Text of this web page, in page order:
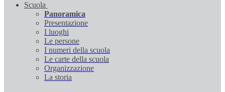
Scuola
Panoramica
Presentazione
I luoghi
Le persone
I numeri della scuola
Le carte della scuola
Organizzazione
La storia